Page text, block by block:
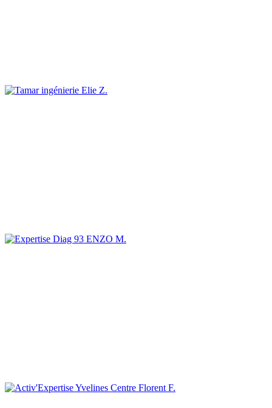
Elie Z.
ENZO M.
Florent F.